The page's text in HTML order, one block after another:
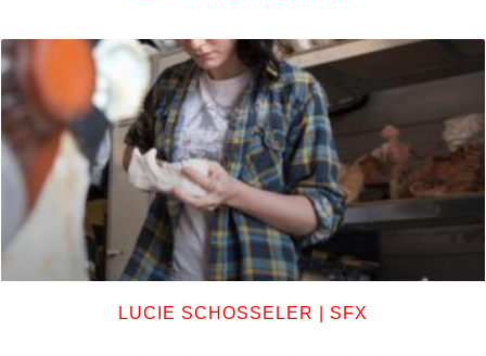
LUCIE SCHOSSELER | SFX